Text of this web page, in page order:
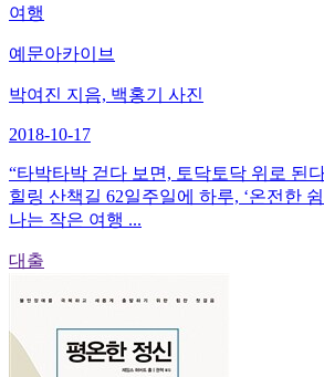
여행
예문아카이브
박여진 지음, 백홍기 사진
2018-10-17
“타박타박 걷다 보면, 토닥토닥 위로 된
힐링 산책길 62일주일에 하루, ‘온전한
나는 작은 여행 ...
대출